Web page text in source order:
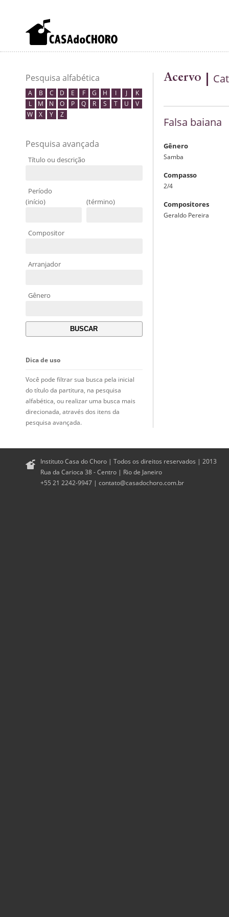
Pesquisa alfabética
A B C D E F G H I J
K
L
M N O P Q R S T U
V
W
X Y Z
Pesquisa avançada
Título ou descrição
Período
(início)
(término)
Compositor
Arranjador
Gênero
Dica de uso
Você pode filtrar sua busca pela inicial
do título da partitura, na pesquisa
alfabética, ou realizar uma busca mais
direcionada, através dos itens da
pesquisa avançada.
Acervo
Falsa baiana
Gênero
Samba
Compasso
2/4
Compositores
Geraldo Pereira
Instituto Casa do Choro | Todos os direitos reservados | 2013
Rua da Carioca 38 - Centro | Rio de Janeiro
+55 21 2242-9947 | contato@casadochoro.com.br